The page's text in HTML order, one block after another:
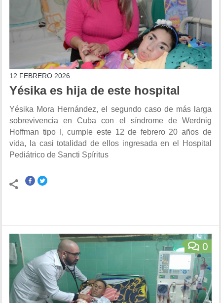
12 FEBRERO 2026
Yésika es hija de este hospital
Yésika Mora Hernández, el segundo caso de más larga
sobrevivencia en Cuba con el síndrome de Werdnig
Hoffman tipo I, cumple este 12 de febrero 20 años de
vida, la casi totalidad de ellos ingresada en el Hospital
Pediátrico de Sancti Spíritus
0